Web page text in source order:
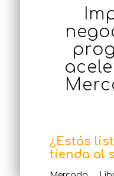
¿Estás
tienda al